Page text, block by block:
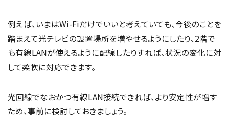
例えば、いまはWi-Fiだけでいいと考えていても、今後のことを
踏まえて光テレビの設置場所を増やせるようにしたり、2階で
も有線LANが使えるように配線したりすれば、状況の変化に対
して柔軟に対応できます。
光回線でなおかつ有線LAN接続できれば、より安定性が増す
ため、事前に検討しておきましょう。